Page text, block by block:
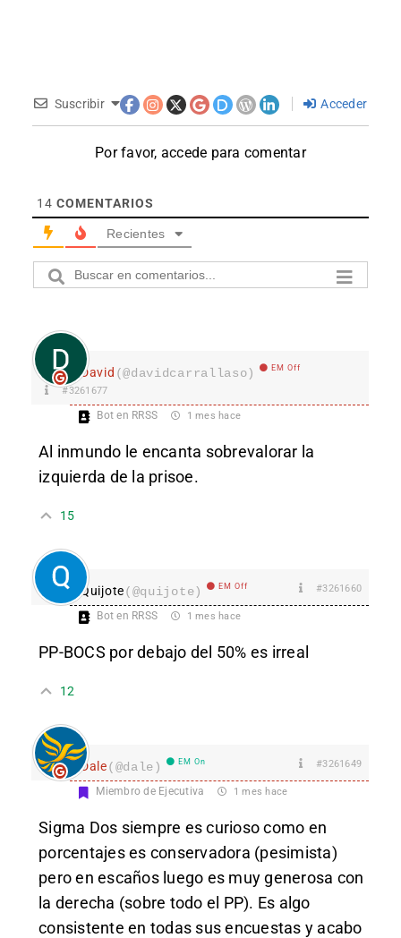
Suscribir Acceder
Por favor, accede para comentar
14 COMENTARIOS
Recientes
David (@davidcarrallaso) EM Off
#3261677
Bot en RRSS 1 mes hace
Al inmundo le encanta sobrevalorar la
izquierda de la prisoe.
15
Quijote(@quijote) EM Off #3261660
Bot en RRSS 1 mes hace
PP-BOCS por debajo del 50% es irreal
12
Dale(@dale) EM On #3261649
Miembro de Ejecutiva 1 mes hace
Sigma Dos siempre es curioso como en
porcentajes es conservadora (pesimista)
pero en escaños luego es muy generosa con
la derecha (sobre todo el PP). Es algo
consistente en todas sus encuestas y acabo